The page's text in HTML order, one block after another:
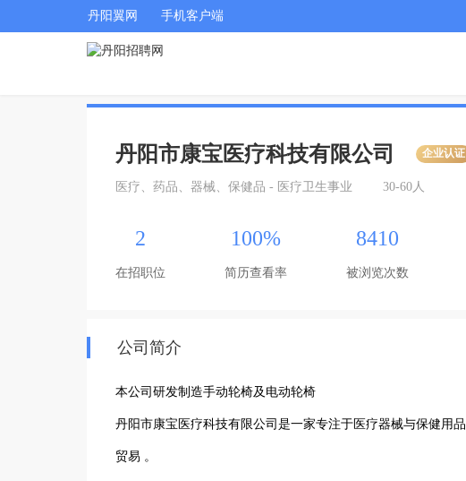
丹阳翼网 手机客户端
丹阳市康宝医疗科技有限公司 企业认证
医疗、药品、器械、保健品 - 医疗卫生事业 30-60人
2
在招职位
100%
简历查看率
8410
被浏览次数
公司简介
本公司研发制造手动轮椅及电动轮椅
丹阳市康宝医疗科技有限公司是一家专注于‌医疗器械与保健用品制造‌的小微企业，核心业务涵盖产品研发、生产及进出口
贸易 。‌‌